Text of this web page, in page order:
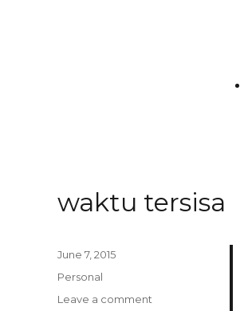
waktu tersisa
Posted
June 7, 2015
Categories
Personal
Leave a comment